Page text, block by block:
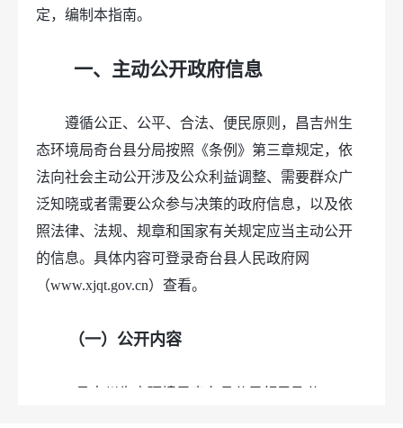
定，编制本指南。
一、主动公开政府信息
遵循公正、公平、合法、便民原则，昌吉州生
态环境局奇台县分局按照《条例》第三章规定，依
法向社会主动公开涉及公众利益调整、需要群众广
泛知晓或者需要公众参与决策的政府信息，以及依
照法律、法规、规章和国家有关规定应当主动公开
的信息。具体内容可登录奇台县人民政府网
（www.xjqt.gov.cn）查看。
（一）公开内容